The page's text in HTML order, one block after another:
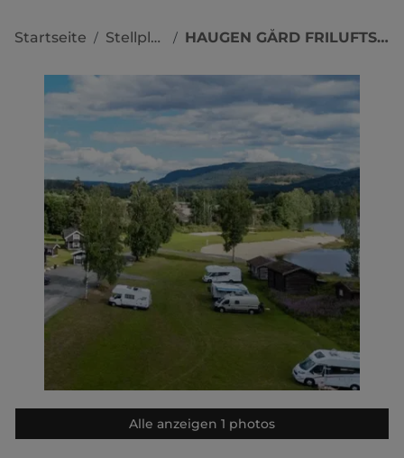
Startseite / Stellplätze / HAUGEN GÅRD FRILUFTSOMRÅDE
Alle anzeigen 1 photos